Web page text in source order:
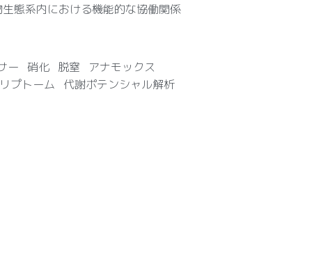
態系内における機能的な協働関係
ー 硝化 脱窒
アナモックス
プトーム
代謝ポテンシャル解析